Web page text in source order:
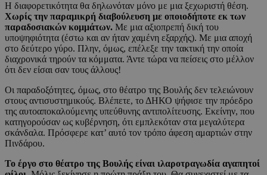
Η διαφορετικότητα θα δηλωνόταν μόνο με μια ξεχωριστή θέση.
Χωρίς την παραμικρή διαβούλευση με οποιοδήποτε εκ των
παραδοσιακών κομμάτων. Με μια αξιοπρεπή δική του
υποψηφιότητα (έστω και αν ήταν χαμένη εξαρχής). Με μια αποχή
στο δεύτερο γύρο. Πλην, όμως, επέλεξε την τακτική την οποία
διαχρονικά τηρούν τα κόμματα. Άντε τώρα να πείσεις στο μέλλον
ότι δεν είσαι σαν τους άλλους!
Οι παραδοξότητες, όμως, στο θέατρο της Βουλής δεν τελειώνουν
στους αντισυστημικούς. Βλέπετε, το ΔΗΚΟ ψήφισε την πρόεδρο
της αυτοαποκαλούμενης υπεύθυνης αντιπολίτευσης. Εκείνην, που
κατηγορούσαν ως κυβέρνηση, ότι εμπλεκόταν στα μεγαλύτερα
σκάνδαλα. Πρόσφερε κατ’ αυτό τον τρόπο άφεση αμαρτιών στην
Πινδάρου.
Το έργο στο θέατρο της Βουλής είναι ιλαροτραγωδία αγαπητοί